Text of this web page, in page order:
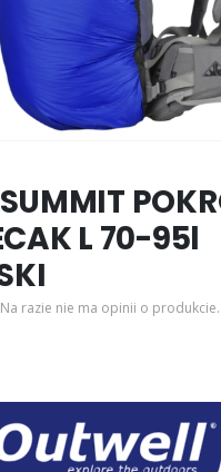
L 70-95l
razie nie ma opinii o produkcie.